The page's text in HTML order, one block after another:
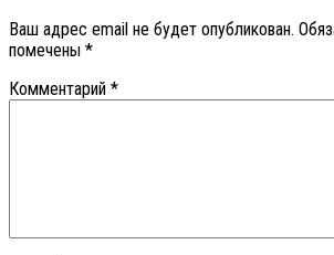
Ваш адрес email не будет опубликован.
помечены *
Комментарий *